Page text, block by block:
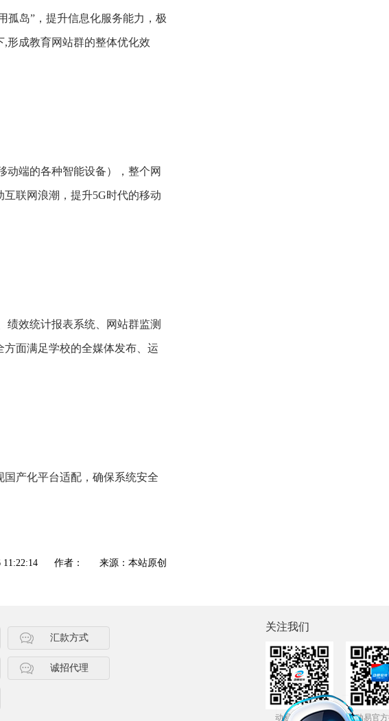
孤岛”，提升信息化服务能力，极
形成教育网站群的整体优化效
动端的各种智能设备），整个网
联网浪潮，提升5G时代的移动
绩效统计报表系统、网站群监测
面满足学校的全媒体发布、运
产化平台适配，确保系统安全
11:22:14 作者： 来源：本站原创
汇款方式
诚招代理
关注我们
动易官方微信 动易官